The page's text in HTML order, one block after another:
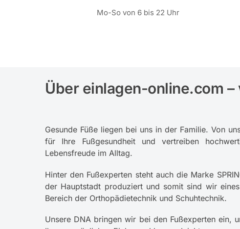
Mo-So von 6 bis 22 Uhr
Über einlagen-online.com –
Gesunde Füße liegen bei uns in der Familie. Von
für Ihre Fußgesundheit und vertreiben
Lebensfreude im Alltag.
Hinter den Fußexperten steht auch die Marke
der Hauptstadt produziert und somit sind wir
Bereich der Orthopädietechnik und Schuhtechnik.
Unsere DNA bringen wir bei den Fußexperten ein,